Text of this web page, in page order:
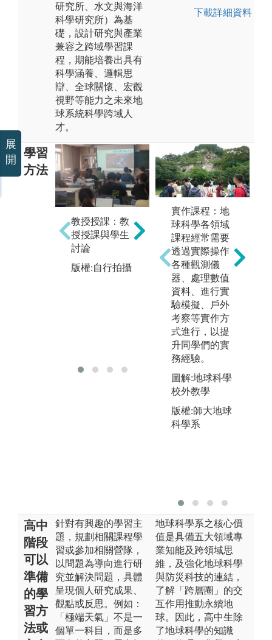
研究所、水文與海洋
科學研究所）為基
礎，設計研究與產業
兼容之跨域學習課
程，期能培養出具有
科學涵養、邏輯思
辯、全球關懷、宏觀
視野等能力之未來地
球系統科學跨域人
才。
下載詳細資料
學習
方法
教授授課：教
授授課與學生
討論
版權:自行拍攝
實驗實作教
學：教授及助
教協助同學透
過實際實驗操
作，實驗驗證
所學理論
版權:自行拍攝
實作課程：地
球科學各領域
課程經常需要
透過實際操作
各種觀測儀
器、處理數值
資料、進行實
驗模擬、戶外
考察等實作方
式進行，以提
升同學們的實
務經驗。
圖解:地球科學
校外教學
版權:師大地球
科學系
高中
階段
可以
準備
的學
習方
法或
針對有興趣的學習主
題，規劃相關課程學
習或參加相關營隊，
以問題為導向進行研
究並解決問題，具體
呈現個人研究成果、
觀點或反思。例如：
「極端天氣」不是一
個單一科目，而是多
地球科學系之核心價
值是具備五大領域專
業知能及跨領域思
維，及強化地球科學
與防災科技的連結，
了解「跨層圈」的交
互作用推動永續地
球。因此，高中生除
了地球科學的知識
展
開